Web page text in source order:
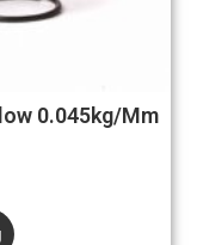
0.045kg/mm